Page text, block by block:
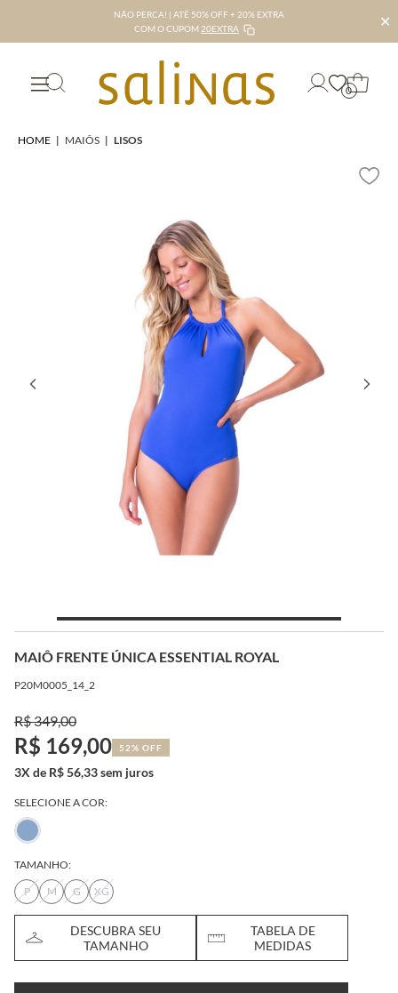
NÃO PERCA! | ATÉ 50% OFF + 20% EXTRA
COM O CUPOM 20EXTRA ✕
0
HOME | MAIÔS | LISOS
MAIÔ FRENTE ÚNICA ESSENTIAL ROYAL
P20M0005_14_2
R$ 349,00
R$ 169,00 52% OFF
3X de R$ 56,33 sem juros
SELECIONE A COR:
TAMANHO:
P
M G XG
DESCUBRA SEU
TAMANHO
TABELA DE
MEDIDAS